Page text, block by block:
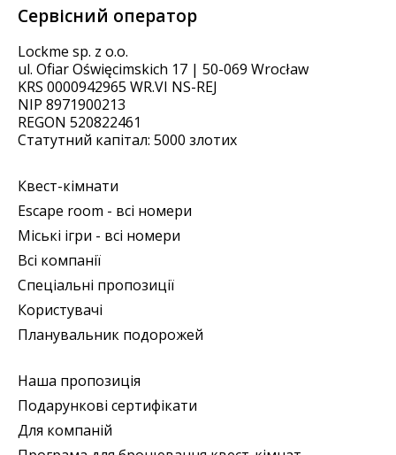
Сервісний оператор
Lockme sp. z o.o.
ul. Ofiar Oświęcimskich 17 | 50-069 Wrocław
KRS 0000942965 WR.VI NS-REJ
NIP 8971900213
REGON 520822461
Статутний капітал: 5000 злотих
Квест-кімнати
Escape room - всі номери
Міські ігри - всі номери
Всі компанії
Спеціальні пропозиції
Користувачі
Планувальник подорожей
Наша пропозиція
Подарункові сертифікати
Для компаній